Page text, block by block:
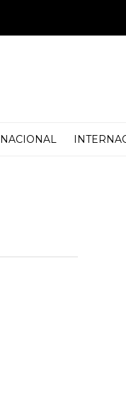
NACIONAL